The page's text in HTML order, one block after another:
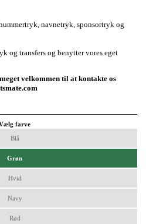
navnetryk, sponsortryk og
og transfers og benytter vores eget
velkommen til at kontakte os
farve
Blå
Grøn
Hvid
Navy
Rød